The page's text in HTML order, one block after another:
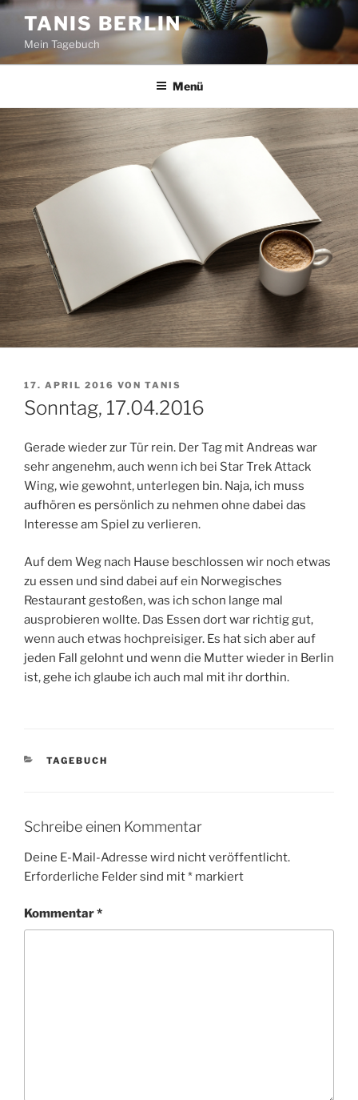
Zum
Inhalt
springen
TANIS BERLIN
Mein Tagebuch
Menü
VERÖFFENTLICHT
AM
17. APRIL 2016 VON TANIS
Sonntag, 17.04.2016
Gerade wieder zur Tür rein. Der Tag mit Andreas war
sehr angenehm, auch wenn ich bei Star Trek Attack
Wing, wie gewohnt, unterlegen bin. Naja, ich muss
aufhören es persönlich zu nehmen ohne dabei das
Interesse am Spiel zu verlieren.
Auf dem Weg nach Hause beschlossen wir noch etwas
zu essen und sind dabei auf ein Norwegisches
Restaurant gestoßen, was ich schon lange mal
ausprobieren wollte. Das Essen dort war richtig gut,
wenn auch etwas hochpreisiger. Es hat sich aber auf
jeden Fall gelohnt und wenn die Mutter wieder in Berlin
ist, gehe ich glaube ich auch mal mit ihr dorthin.
KATEGORIEN
TAGEBUCH
Schreibe einen Kommentar
Deine E-Mail-Adresse wird nicht veröffentlicht.
Erforderliche Felder sind mit* markiert
Kommentar*